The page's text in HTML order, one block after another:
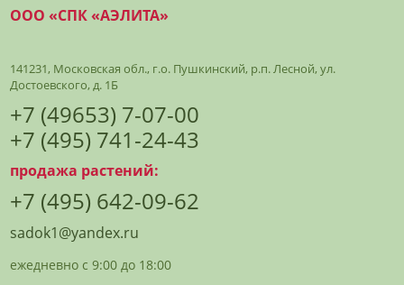
ООО «СПК «АЭЛИТА»
141231, Московская обл., г.о. Пушкинский, р.п. Лесной, ул.
Достоевского, д. 1Б
+7 (49653) 7-07-00
+7 (495) 741-24-43
продажа растений:
+7 (495) 642-09-62
sadok1@yandex.ru
ежедневно с 9:00 до 18:00